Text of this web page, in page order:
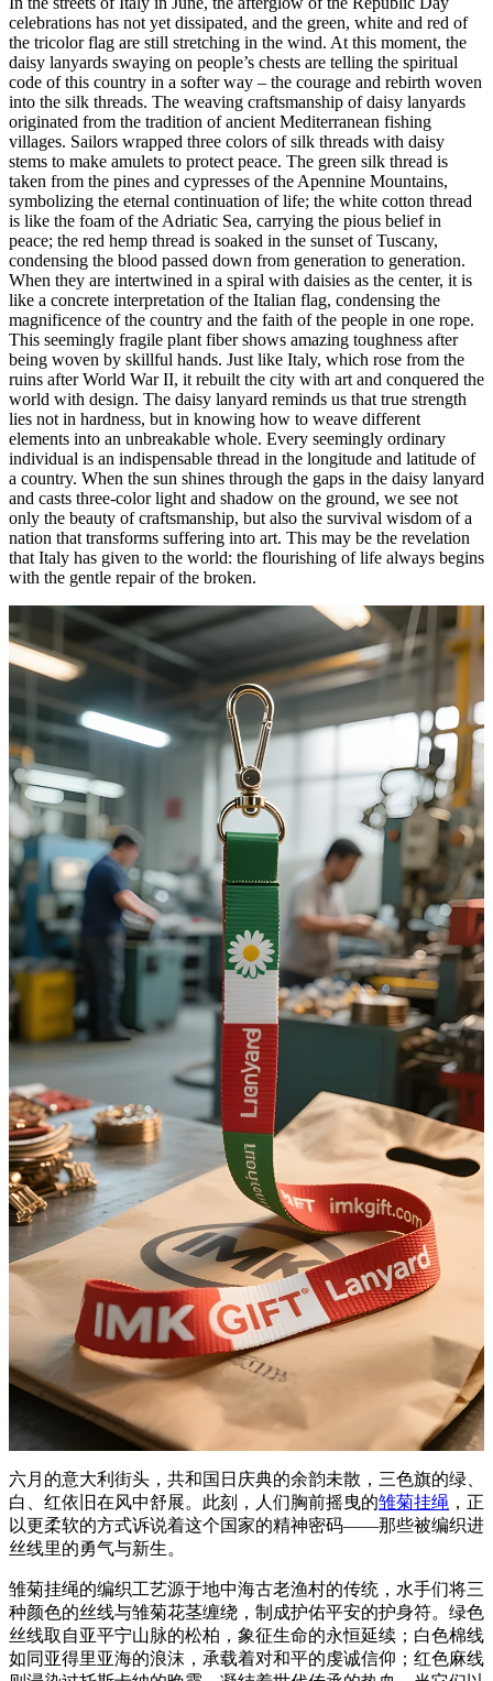
celebrations has not yet dissipated, and the green, white and red of
the tricolor flag are still stretching in the wind. At this moment, the
daisy lanyards swaying on people’s chests are telling the spiritual
code of this country in a softer way – the courage and rebirth woven
into the silk threads. The weaving craftsmanship of daisy lanyards
originated from the tradition of ancient Mediterranean fishing
villages. Sailors wrapped three colors of silk threads with daisy
stems to make amulets to protect peace. The green silk thread is
taken from the pines and cypresses of the Apennine Mountains,
symbolizing the eternal continuation of life; the white cotton thread
is like the foam of the Adriatic Sea, carrying the pious belief in
peace; the red hemp thread is soaked in the sunset of Tuscany,
condensing the blood passed down from generation to generation.
When they are intertwined in a spiral with daisies as the center, it is
like a concrete interpretation of the Italian flag, condensing the
magnificence of the country and the faith of the people in one rope.
This seemingly fragile plant fiber shows amazing toughness after
being woven by skillful hands. Just like Italy, which rose from the
ruins after World War II, it rebuilt the city with art and conquered the
world with design. The daisy lanyard reminds us that true strength
lies not in hardness, but in knowing how to weave different
elements into an unbreakable whole. Every seemingly ordinary
individual is an indispensable thread in the longitude and latitude of
a country. When the sun shines through the gaps in the daisy lanyard
and casts three-color light and shadow on the ground, we see not
only the beauty of craftsmanship, but also the survival wisdom of a
nation that transforms suffering into art. This may be the revelation
that Italy has given to the world: the flourishing of life always begins
with the gentle repair of the broken.
六月的意大利街头，共和国日庆典的余韵未散，三色旗的绿、
白、红依旧在风中舒展。此刻，人们胸前摇曳的雏菊挂绳 ，正
以更柔软的方式诉说着这个国家的精神密码——那些被编织进
丝线里的勇气与新生。
雏菊挂绳的编织工艺源于地中海古老渔村的传统，水手们将三
种颜色的丝线与雏菊花茎缠绕，制成护佑平安的护身符。绿色
丝线取自亚平宁山脉的松柏，象征生命的永恒延续；白色棉线
如同亚得里亚海的浪沫，承载着对和平的虔诚信仰；红色麻线